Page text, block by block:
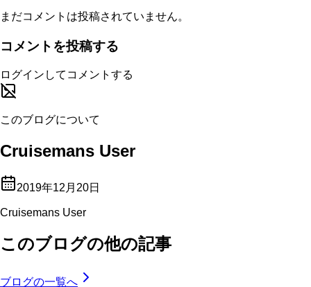
まだコメントは投稿されていません。
コメントを投稿する
ログインしてコメントする
このブログについて
Cruisemans User
2019年12月20日
Cruisemans User
このブログの他の記事
ブログの一覧へ